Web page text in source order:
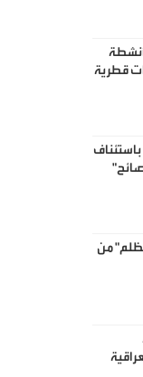
قطرية
من